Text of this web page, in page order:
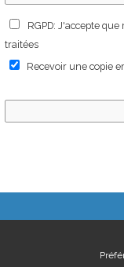
RGPD: J'accepte
traitées
Recevoir une copie